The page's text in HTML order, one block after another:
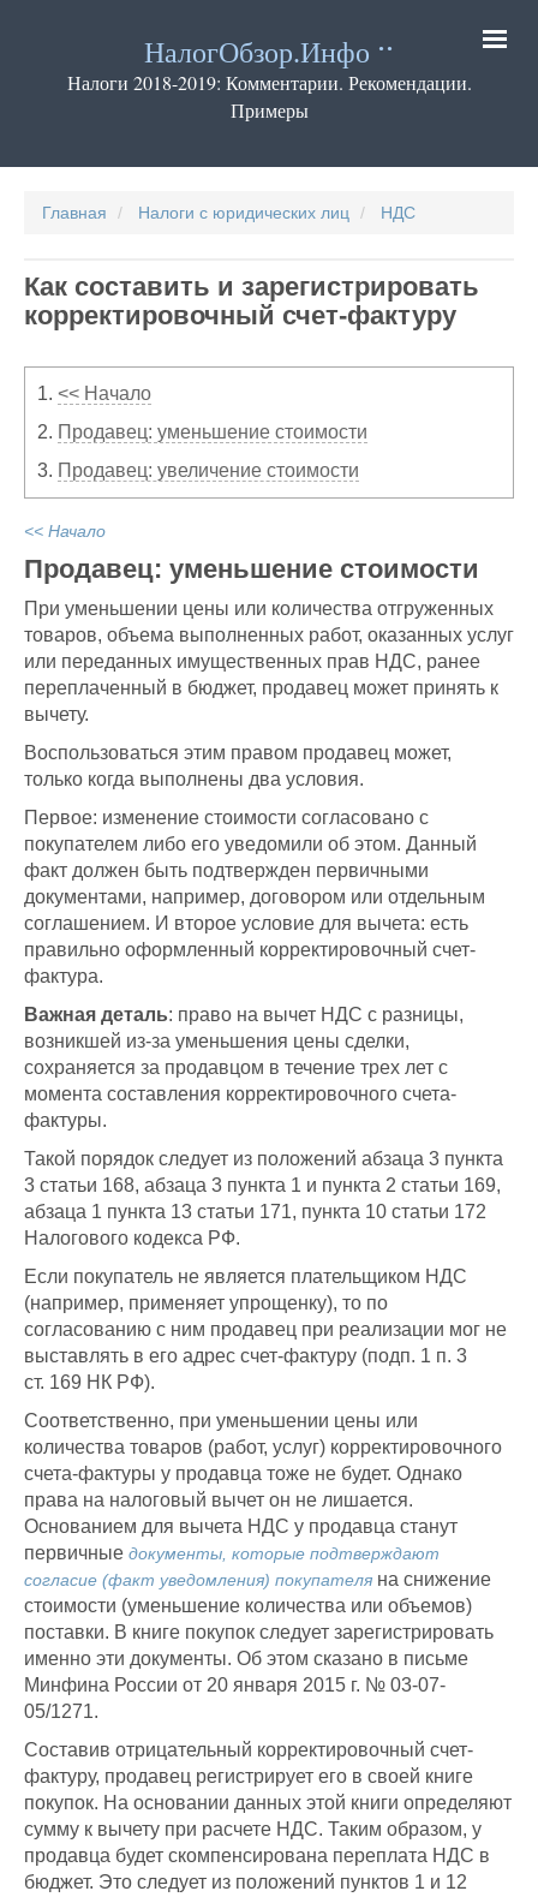
содержанию
НалогОбзор.Инфо
Налоги 2018-2019: Комментарии. Рекомендации.
Примеры
Главная Налоги с юридических лиц НДС
Как составить и зарегистрировать
корректировочный счет-фактуру
1. << Начало
2. Продавец: уменьшение стоимости
3. Продавец: увеличение стоимости
<< Начало
Продавец: уменьшение стоимости
При уменьшении цены или количества отгруженных
товаров, объема выполненных работ, оказанных услуг
или переданных имущественных прав НДС, ранее
переплаченный в бюджет, продавец может принять к
вычету.
Воспользоваться этим правом продавец может,
только когда выполнены два условия.
Первое: изменение стоимости согласовано с
покупателем либо его уведомили об этом. Данный
факт должен быть подтвержден первичными
документами, например, договором или отдельным
соглашением. И второе условие для вычета: есть
правильно оформленный корректировочный счет-
фактура.
Важная деталь: право на вычет НДС с разницы,
возникшей из-за уменьшения цены сделки,
сохраняется за продавцом в течение трех лет с
момента составления корректировочного счета-
фактуры.
Такой порядок следует из положений абзаца 3 пункта
3 статьи 168, абзаца 3 пункта 1 и пункта 2 статьи 169,
абзаца 1 пункта 13 статьи 171, пункта 10 статьи 172
Налогового кодекса РФ.
Если покупатель не является плательщиком НДС
(например, применяет упрощенку), то по
согласованию с ним продавец при реализации мог не
выставлять в его адрес счет-фактуру (подп. 1 п. 3
ст. 169 НК РФ).
Соответственно, при уменьшении цены или
количества товаров (работ, услуг) корректировочного
счета-фактуры у продавца тоже не будет. Однако
права на налоговый вычет он не лишается.
Основанием для вычета НДС у продавца станут
первичные документы, которые подтверждают
согласие (факт уведомления) покупателя на снижение
стоимости (уменьшение количества или объемов)
поставки. В книге покупок следует зарегистрировать
именно эти документы. Об этом сказано в письме
Минфина России от 20 января 2015 г. № 03-07-
05/1271.
Составив отрицательный корректировочный счет-
фактуру, продавец регистрирует его в своей книге
покупок. На основании данных этой книги определяют
сумму к вычету при расчете НДС. Таким образом, у
продавца будет скомпенсирована переплата НДС в
бюджет. Это следует из положений пунктов 1 и 12